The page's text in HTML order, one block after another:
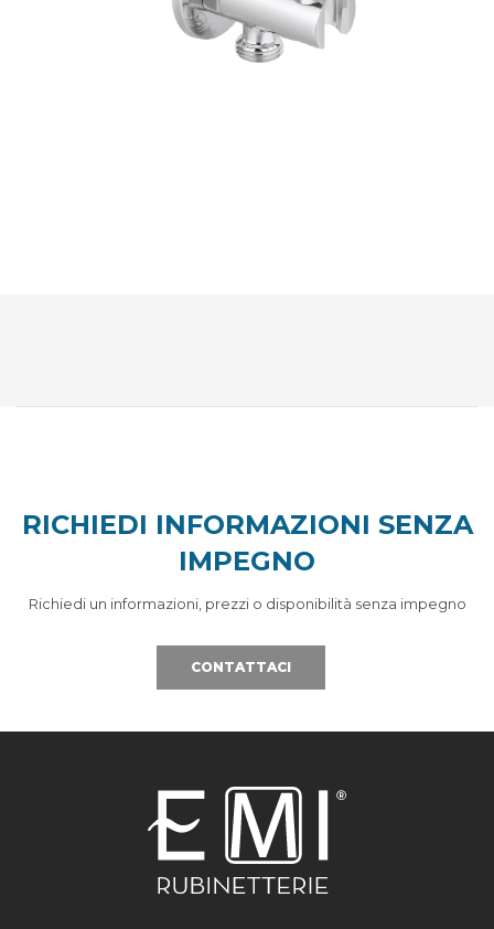
RICHIEDI INFORMAZIONI SENZA
IMPEGNO
Richiedi un informazioni, prezzi o disponibilità senza impegno
CONTATTACI